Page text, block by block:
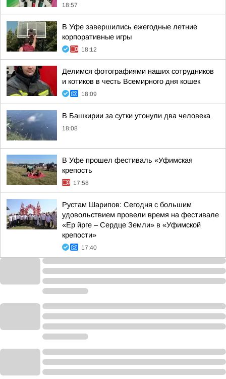
18:57
В Уфе завершились ежегодные летние
корпоративные игры
18:12
Делимся фотографиями наших сотрудников
и котиков в честь Всемирного дня кошек
18:09
В Башкирии за сутки утонули два человека
18:08
В Уфе прошел фестиваль «Уфимская
крепость
17:58
Рустам Шарипов: Сегодня с большим
удовольствием провели время на фестивале
«Ер йрге – Сердце Земли» в «Уфимской
крепости»
17:40